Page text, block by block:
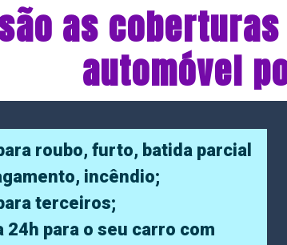
as
automóvel
roubo, furto, batida parcial
incêndio;
terceiros;
para o seu carro com